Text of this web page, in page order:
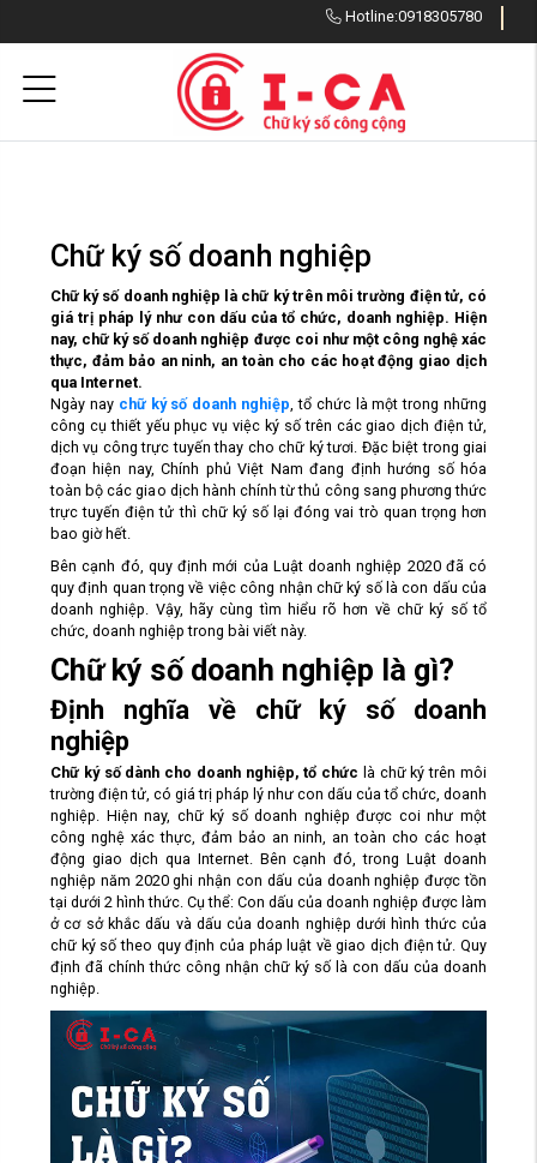
Hotline:0918305780
Chữ ký số doanh nghiệp
Chữ ký số doanh nghiệp là chữ ký trên môi trường điện tử, có
giá trị pháp lý như con dấu của tổ chức, doanh nghiệp. Hiện
nay, chữ ký số doanh nghiệp được coi như một công nghệ xác
thực, đảm bảo an ninh, an toàn cho các hoạt động giao dịch
qua Internet.
Ngày nay chữ ký số doanh nghiệp, tổ chức là một trong những
công cụ thiết yếu phục vụ việc ký số trên các giao dịch điện tử,
dịch vụ công trực tuyến thay cho chữ ký tươi. Đặc biệt trong giai
đoạn hiện nay, Chính phủ Việt Nam đang định hướng số hóa
toàn bộ các giao dịch hành chính từ thủ công sang phương thức
trực tuyến điện tử thì chữ ký số lại đóng vai trò quan trọng hơn
bao giờ hết.
Bên cạnh đó, quy định mới của Luật doanh nghiệp 2020 đã có
quy định quan trọng về việc công nhận chữ ký số là con dấu của
doanh nghiệp. Vậy, hãy cùng tìm hiểu rõ hơn về chữ ký số tổ
chức, doanh nghiệp trong bài viết này.
Chữ ký số doanh nghiệp là gì?
Định nghĩa về chữ ký số doanh
nghiệp
Chữ ký số dành cho doanh nghiệp, tổ chức là chữ ký trên môi
trường điện tử, có giá trị pháp lý như con dấu của tổ chức, doanh
nghiệp. Hiện nay, chữ ký số doanh nghiệp được coi như một
công nghệ xác thực, đảm bảo an ninh, an toàn cho các hoạt
động giao dịch qua Internet. Bên cạnh đó, trong Luật doanh
nghiệp năm 2020 ghi nhận con dấu của doanh nghiệp được tồn
tại dưới 2 hình thức. Cụ thể: Con dấu của doanh nghiệp được làm
ở cơ sở khắc dấu và dấu của doanh nghiệp dưới hình thức của
chữ ký số theo quy định của pháp luật về giao dịch điện tử. Quy
định đã chính thức công nhận chữ ký số là con dấu của doanh
nghiệp.